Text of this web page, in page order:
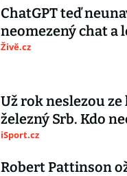
ChatGPT teď
neomezený chat a
Živě.cz
Už rok neslezou
železný Srb. Kdo
iSport.cz
Robert Pattinson